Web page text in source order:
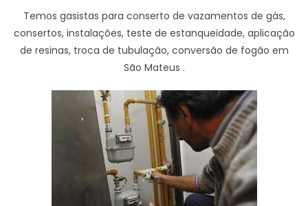
Temos gasistas para conserto de vazamentos de gás,
consertos, instalações, teste de estanqueidade, aplicação
de resinas, troca de tubulação, conversão de fogão em
São Mateus .